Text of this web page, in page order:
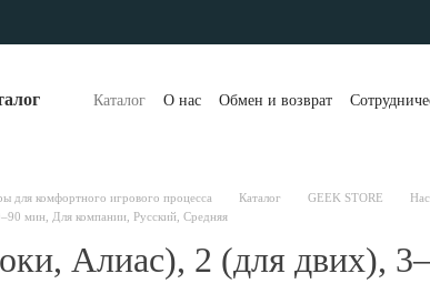
Каталог О нас Обмен и возврат
для комфортного игрового процесса Каталог GEEK STORE
мин, Для компании, Русский, Средняя
Алиас), 2 (для двих),